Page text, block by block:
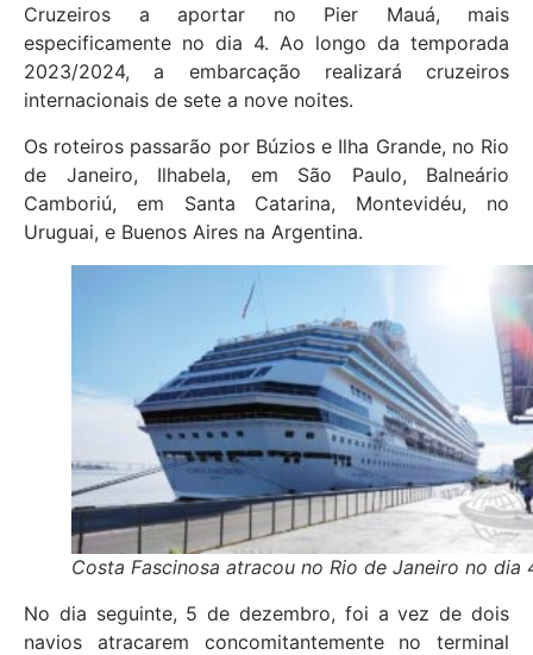
Cruzeiros a aportar no Pier Mauá, mais
especificamente no dia 4. Ao longo da temporada
2023/2024, a embarcação realizará cruzeiros
internacionais de sete a nove noites.
Os roteiros passarão por Búzios e Ilha Grande, no Rio
de Janeiro, Ilhabela, em São Paulo, Balneário
Camboriú, em Santa Catarina, Montevidéu, no
Uruguai, e Buenos Aires na Argentina.
Costa Fascinosa atracou no Rio de Janeiro no dia
No dia seguinte, 5 de dezembro, foi a vez de dois
navios atracarem concomitantemente no terminal